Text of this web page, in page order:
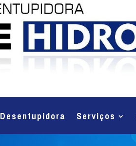
Desentupidora Serviços